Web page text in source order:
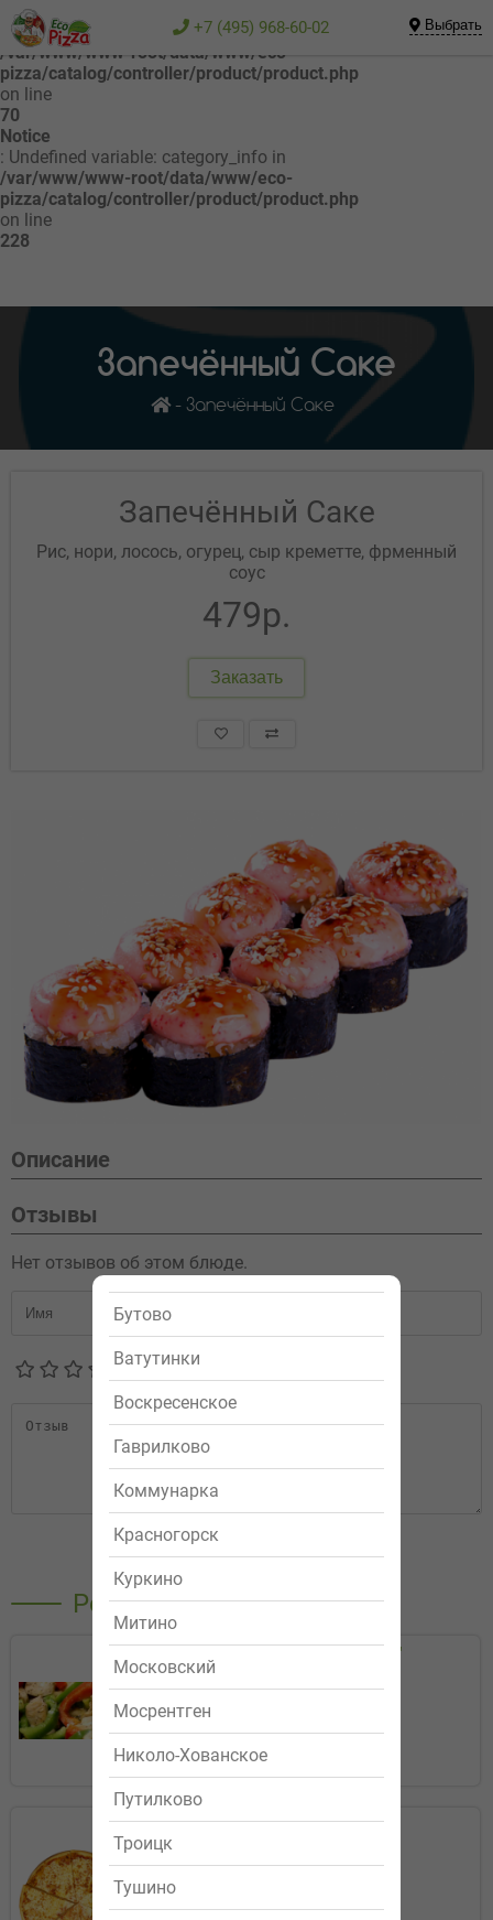
Бутово
Ватутинки
Воскресенское
Гаврилково
Коммунарка
Красногорск
Куркино
Митино
Московский
Мосрентген
Николо-Хованское
Путилково
Троицк
Тушино
Notice
: Undefined variable: category_info in
/var/www/www-root/data/www/eco-
pizza/catalog/controller/product/product.php
on line
70
Notice
: Undefined variable: category_info in
/var/www/www-root/data/www/eco-
pizza/catalog/controller/product/product.php
on line
228
+7 (495) 968-60-02 Выбрать
Запечённый Саке
Запечённый Саке
Запечённый Саке
Рис, нори, лосось, огурец, сыр креметте, фрменный
соус
479р.
Заказать
Описание
Отзывы
Нет отзывов об этом блюде.
Отправить
Рекомендуемые
Салат "Вечер Греции"
319р.
Заказать
Маргарита
299р.